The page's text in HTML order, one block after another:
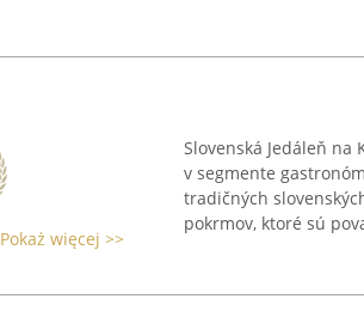
Pokaż więcej >>
Slovenská Jedáleň
v segmente
tradičných
pokrmov, ktoré sú